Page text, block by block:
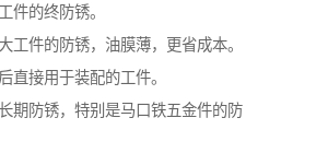
件的终防锈。
工件的防锈，油膜薄，更省成本。
直接用于装配的工件。
期防锈，特别是马口铁五金件的防